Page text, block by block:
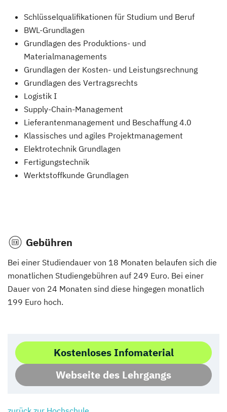
Schlüsselqualifikationen für Studium und Beruf
BWL-Grundlagen
Grundlagen des Produktions- und
Materialmanagements
Grundlagen der Kosten- und Leistungsrechnung
Grundlagen des Vertragsrechts
Logistik I
Supply-Chain-Management
Lieferantenmanagement und Beschaffung 4.0
Klassisches und agiles Projektmanagement
Elektrotechnik Grundlagen
Fertigungstechnik
Werktstoffkunde Grundlagen
Gebühren
Bei einer Studiendauer von 18 Monaten belaufen sich die
monatlichen Studiengebühren auf 249 Euro. Bei einer
Dauer von 24 Monaten sind diese hingegen monatlich
199 Euro hoch.
Kostenloses Infomaterial
Webseite des Lehrgangs